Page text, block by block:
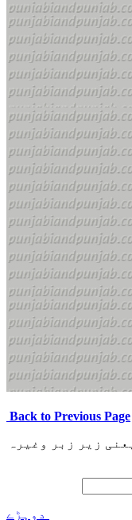
Back to Previous Page
زیر زبر وغیرہ